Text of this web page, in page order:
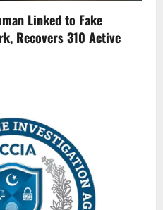
Linked to Fake
Recovers 310 Active